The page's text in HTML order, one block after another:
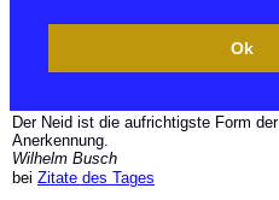
Ok
Der Neid ist die aufrichtigste Form der
Anerkennung.
Wilhelm Busch
bei Zitate des Tages